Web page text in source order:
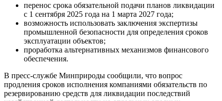
перенос срока обязательной подачи планов ликвидации
с 1 сентября 2025 года на 1 марта 2027 года;
возможность использовать заключения экспертизы
промышленной безопасности для определения сроков
эксплуатации объектов;
проработка альтернативных механизмов финансового
обеспечения.
В пресс-службе Минприроды сообщили, что вопрос
продления сроков исполнения компаниями обязательств по
резервированию средств для ликвидации последствий